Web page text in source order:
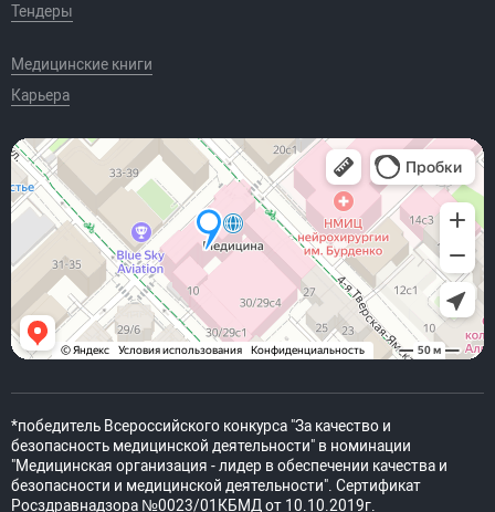
Тендеры
Медицинские книги
Карьера
*победитель Всероссийского конкурса "За качество и
безопасность медицинской деятельности" в номинации
"Медицинская организация - лидер в обеспечении качества и
безопасности и медицинской деятельности". Сертификат
Росздравнадзора №0023/01КБМД от 10.10.2019г.